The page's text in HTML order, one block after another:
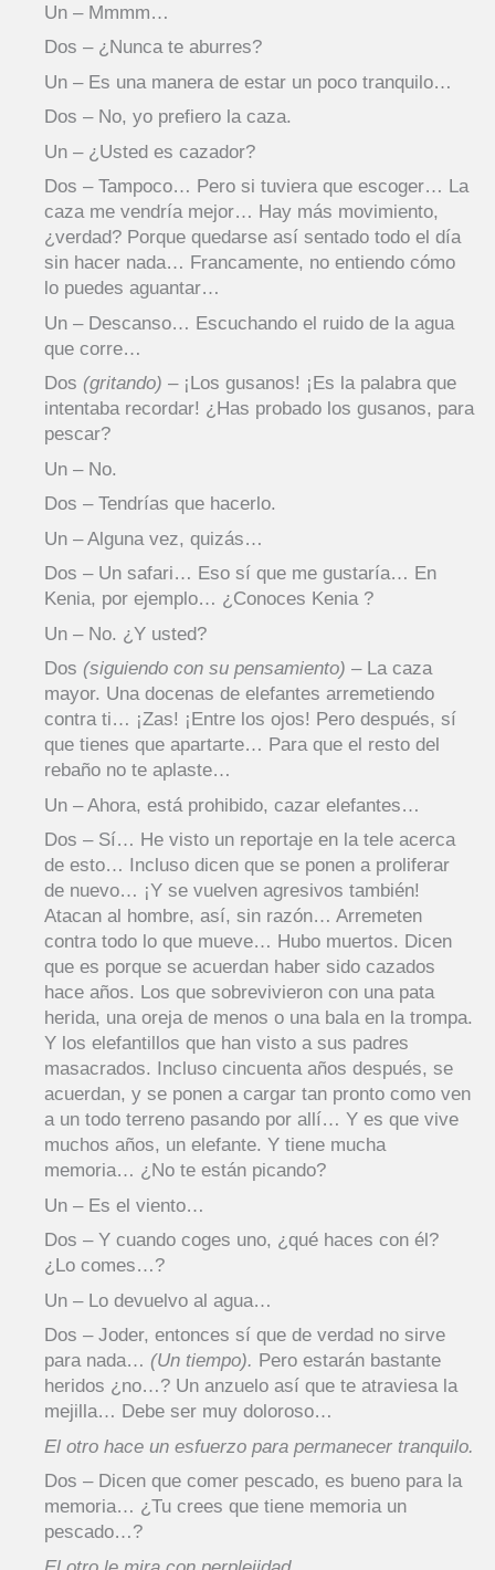
Un – Mmmm…
Dos – ¿Nunca te aburres?
Un – Es una manera de estar un poco tranquilo…
Dos – No, yo prefiero la caza.
Un – ¿Usted es cazador?
Dos – Tampoco… Pero si tuviera que escoger… La
caza me vendría mejor… Hay más movimiento,
¿verdad? Porque quedarse así sentado todo el día
sin hacer nada… Francamente, no entiendo cómo
lo puedes aguantar…
Un – Descanso… Escuchando el ruido de la agua
que corre…
Dos (gritando) – ¡Los gusanos! ¡Es la palabra que
intentaba recordar! ¿Has probado los gusanos, para
pescar?
Un – No.
Dos – Tendrías que hacerlo.
Un – Alguna vez, quizás…
Dos – Un safari… Eso sí que me gustaría… En
Kenia, por ejemplo… ¿Conoces Kenia ?
Un – No. ¿Y usted?
Dos (siguiendo con su pensamiento) – La caza
mayor. Una docenas de elefantes arremetiendo
contra ti… ¡Zas! ¡Entre los ojos! Pero después, sí
que tienes que apartarte… Para que el resto del
rebaño no te aplaste…
Un – Ahora, está prohibido, cazar elefantes…
Dos – Sí… He visto un reportaje en la tele acerca
de esto… Incluso dicen que se ponen a proliferar
de nuevo… ¡Y se vuelven agresivos también!
Atacan al hombre, así, sin razón… Arremeten
contra todo lo que mueve… Hubo muertos. Dicen
que es porque se acuerdan haber sido cazados
hace años. Los que sobrevivieron con una pata
herida, una oreja de menos o una bala en la trompa.
Y los elefantillos que han visto a sus padres
masacrados. Incluso cincuenta años después, se
acuerdan, y se ponen a cargar tan pronto como ven
a un todo terreno pasando por allí… Y es que vive
muchos años, un elefante. Y tiene mucha
memoria… ¿No te están picando?
Un – Es el viento…
Dos – Y cuando coges uno, ¿qué haces con él?
¿Lo comes…?
Un – Lo devuelvo al agua…
Dos – Joder, entonces sí que de verdad no sirve
para nada… (Un tiempo). Pero estarán bastante
heridos ¿no…? Un anzuelo así que te atraviesa la
mejilla… Debe ser muy doloroso…
El otro hace un esfuerzo para permanecer tranquilo.
Dos – Dicen que comer pescado, es bueno para la
memoria… ¿Tu crees que tiene memoria un
pescado…?